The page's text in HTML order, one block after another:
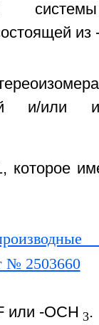
из
и/или
которое
или -ОСН 3.